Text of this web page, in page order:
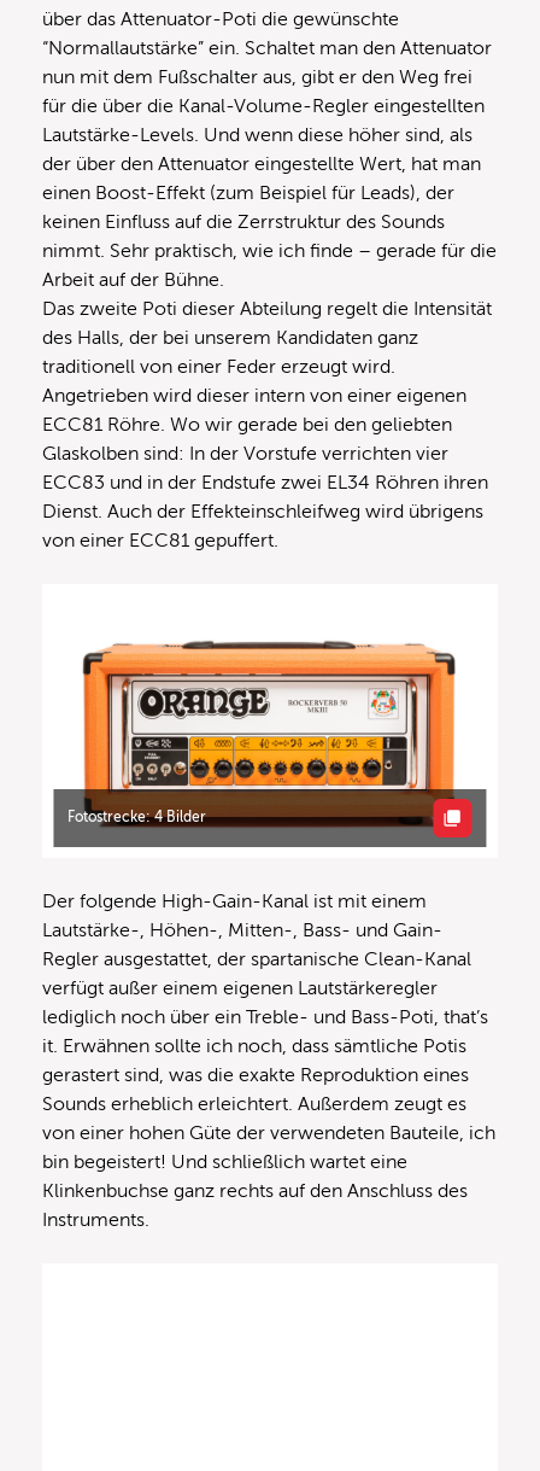
über das Attenuator-Poti die gewünschte
“Normallautstärke” ein. Schaltet man den Attenuator
nun mit dem Fußschalter aus, gibt er den Weg frei
für die über die Kanal-Volume-Regler eingestellten
Lautstärke-Levels. Und wenn diese höher sind, als
der über den Attenuator eingestellte Wert, hat man
einen Boost-Effekt (zum Beispiel für Leads), der
keinen Einfluss auf die Zerrstruktur des Sounds
nimmt. Sehr praktisch, wie ich finde – gerade für die
Arbeit auf der Bühne.
Das zweite Poti dieser Abteilung regelt die Intensität
des Halls, der bei unserem Kandidaten ganz
traditionell von einer Feder erzeugt wird.
Angetrieben wird dieser intern von einer eigenen
ECC81 Röhre. Wo wir gerade bei den geliebten
Glaskolben sind: In der Vorstufe verrichten vier
ECC83 und in der Endstufe zwei EL34 Röhren ihren
Dienst. Auch der Effekteinschleifweg wird übrigens
von einer ECC81 gepuffert.
Fotostrecke: 4 Bilder
Der folgende High-Gain-Kanal ist mit einem
Lautstärke-, Höhen-, Mitten-, Bass- und Gain-
Regler ausgestattet, der spartanische Clean-Kanal
verfügt außer einem eigenen Lautstärkeregler
lediglich noch über ein Treble- und Bass-Poti, that’s
it. Erwähnen sollte ich noch, dass sämtliche Potis
gerastert sind, was die exakte Reproduktion eines
Sounds erheblich erleichtert. Außerdem zeugt es
von einer hohen Güte der verwendeten Bauteile, ich
bin begeistert! Und schließlich wartet eine
Klinkenbuchse ganz rechts auf den Anschluss des
Instruments.